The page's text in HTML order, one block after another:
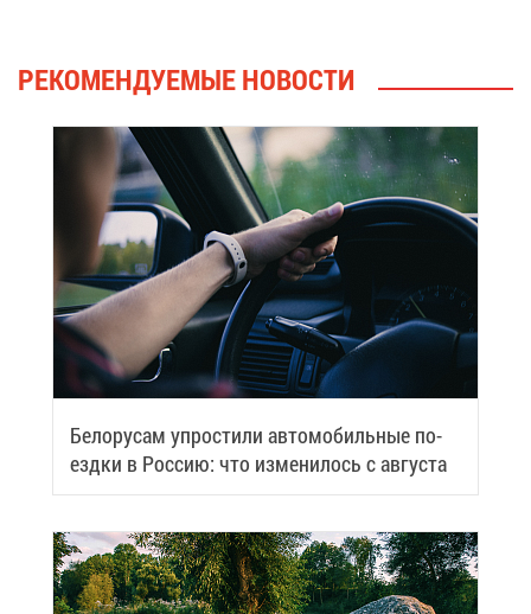
РЕ­КО­МЕН­ДУ­Е­МЫЕ НО­ВО­СТИ
Бе­ло­ру­сам упро­сти­ли ав­то­мо­биль­ные по­
езд­ки в Рос­сию: что из­ме­ни­лось с ав­гу­ста